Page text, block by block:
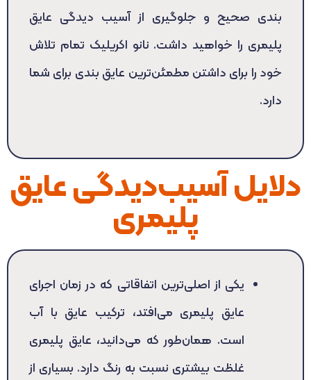
بندی صحیح و جلوگیری از آسیب دیدگی عایق
پلیمری را خواهید داشت. نانو اکریلیک تمام تلاش
خود را برای داشتن مطمئن‌ترین عایق بندی برای شما
دارد.
دلایل آسیب‌دیدگی عایق
پلیمری
یکی از اصلی‌ترین اتفاقاتی که در زمان اجرای
عایق پلیمری می‌افتد، ترکیب عایق با آب
است. همان‌طور که می‌دانید، عایق پلیمری
غلظت بیشتری نسبت به رنگ دارد. بسیاری از